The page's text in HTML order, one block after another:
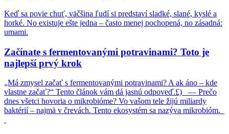
Keď sa povie chuť, väčšina ľudí si predstaví sladké, slané, kyslé a
horké. No existuje ešte jedna – často menej pochopená, no zásadná:
umami.
Začínate s fermentovanými potravinami? Toto je
najlepší prvý krok
„Má zmysel začať s fermentovanými potravinami? A ak áno – kde
vlastne začať?“ Tento článok vám dá jasnú odpoveď.£) — Prečo
dnes všetci hovoria o mikrobióme? Vo vašom tele žijú miliardy
baktérií – najmä v črevách. Tento ekosystém sa nazýva mikrobióm.